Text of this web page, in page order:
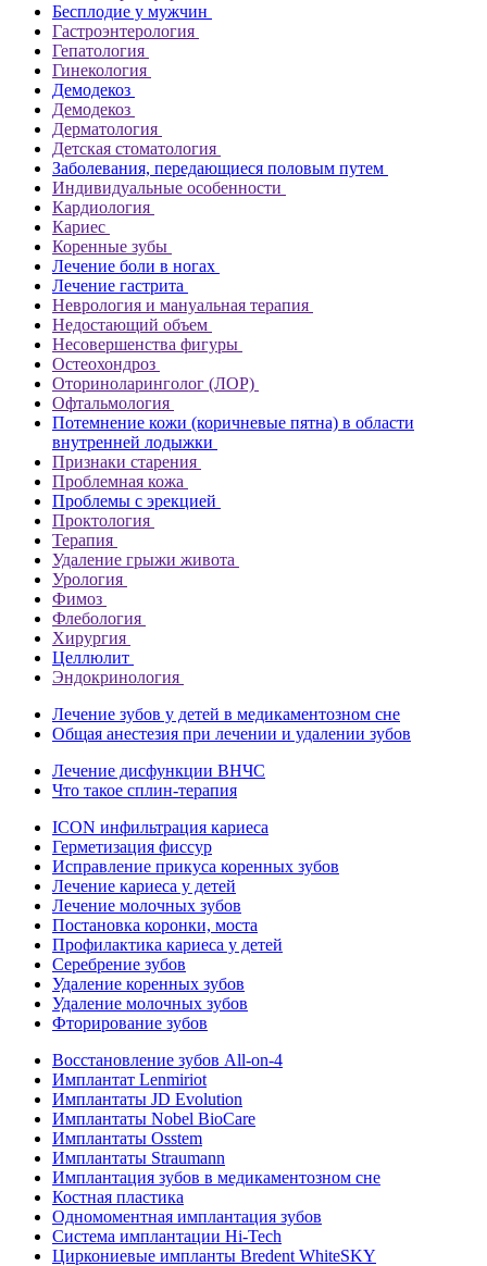
Бесплодие у мужчин
Гастроэнтерология
Гепатология
Гинекология
Демодекоз
Демодекоз
Дерматология
Детская стоматология
Заболевания, передающиеся половым путем
Индивидуальные особенности
Кардиология
Кариес
Коренные зубы
Лечение боли в ногах
Лечение гастрита
Неврология и мануальная терапия
Недостающий объем
Несовершенства фигуры
Остеохондроз
Оториноларинголог (ЛОР)
Офтальмология
Потемнение кожи (коричневые пятна) в области
внутренней лодыжки
Признаки старения
Проблемная кожа
Проблемы с эрекцией
Проктология
Терапия
Удаление грыжи живота
Урология
Фимоз
Флебология
Хирургия
Целлюлит
Эндокринология
Лечение зубов у детей в медикаментозном сне
Общая анестезия при лечении и удалении зубов
Лечение дисфункции ВНЧС
Что такое сплин-терапия
ICON инфильтрация кариеса
Герметизация фиссур
Исправление прикуса коренных зубов
Лечение кариеса у детей
Лечение молочных зубов
Постановка коронки, моста
Профилактика кариеса у детей
Серебрение зубов
Удаление коренных зубов
Удаление молочных зубов
Фторирование зубов
Восстановление зубов All‑on‑4
Имплантат Lenmiriot
Имплантаты JD Evolution
Имплантаты Nobel BioСare
Имплантаты Osstem
Имплантаты Straumann
Имплантация зубов в медикаментозном сне
Костная пластика
Одномоментная имплантация зубов
Система имплантации Hi-Tech
Циркониевые импланты Bredent WhiteSKY